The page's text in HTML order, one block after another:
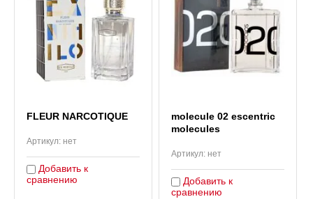
FLEUR NARCOTIQUE
Артикул: нет
Добавить к
сравнению
molecule 02 escentric
molecules
Артикул:нет
Добавить к
сравнению